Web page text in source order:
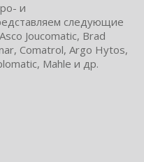
и
следующие
Joucomatic, Brad
Comatrol, Argo Hytos,
Mahle и др.